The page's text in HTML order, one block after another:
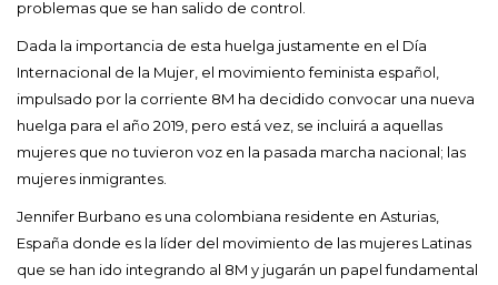
problemas que se han salido de control.
Dada la importancia de esta huelga justamente en el Día
Internacional de la Mujer, el movimiento feminista español,
impulsado por la corriente 8M ha decidido convocar una nueva
huelga para el año 2019, pero está vez, se incluirá a aquellas
mujeres que no tuvieron voz en la pasada marcha nacional; las
mujeres inmigrantes.
Jennifer Burbano es una colombiana residente en Asturias,
España donde es la líder del movimiento de las mujeres Latinas
que se han ido integrando al 8M y jugarán un papel fundamental